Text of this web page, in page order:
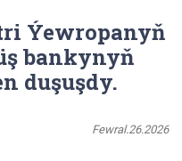
Ýewropanyň
bankynyň
duşuşdy.
Fewral.26.2026